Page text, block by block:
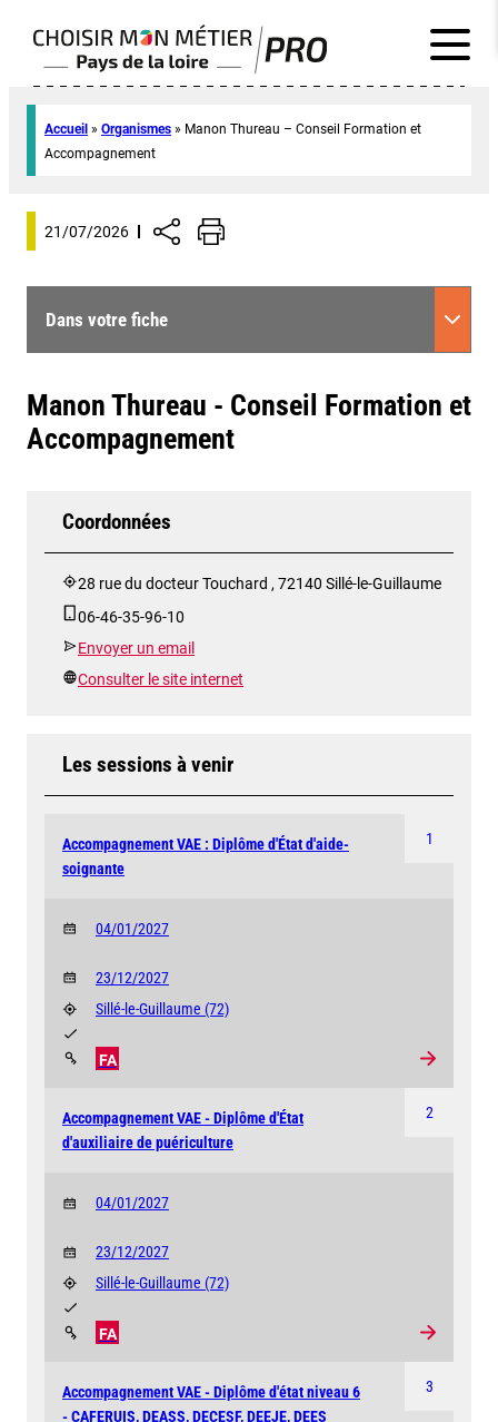
Accueil » Organismes » Manon Thureau – Conseil Formation et
Accompagnement
21/07/2026
Dans votre fiche
Manon Thureau - Conseil Formation et
Accompagnement
Coordonnées
28 rue du docteur Touchard , 72140 Sillé-le-Guillaume
06-46-35-96-10
Envoyer un email
Consulter le site internet
Les sessions à venir
1
Accompagnement VAE : Diplôme d'État d'aide-
soignante
04/01/2027
23/12/2027
Sillé-le-Guillaume (72)
FA
2
Accompagnement VAE - Diplôme d'État
d'auxiliaire de puériculture
04/01/2027
23/12/2027
Sillé-le-Guillaume (72)
FA
3
Accompagnement VAE - Diplôme d'état niveau 6
- CAFERUIS, DEASS, DECESF, DEEJE, DEES